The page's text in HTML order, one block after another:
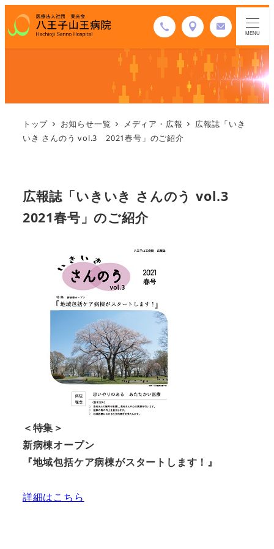
MENU
トップ お知らせ一覧 メディア・広報
広報誌「いき
いき さんのう vol.3 2021春号」のご紹介
広報誌「いきいき さんのう vol.3
2021春号」のご紹介
＜特集＞
新病棟オープン
『地域包括ケア病棟がスタートします！』
詳細はこちら